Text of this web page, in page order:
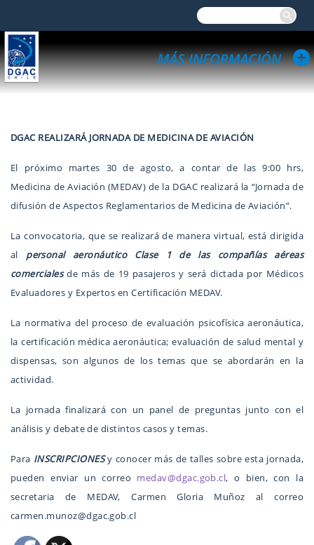
DGAC REALIZARÁ JORNADA DE MEDICINA DE AVIACIÓN
El próximo martes 30 de agosto, a contar de las 9:00 hrs,
Medicina de Aviación (MEDAV) de la DGAC realizará la “Jornada de
difusión de Aspectos Reglamentarios de Medicina de Aviación”.
La convocatoria, que se realizará de manera virtual, está dirigida
al personal aeronáutico Clase 1 de las compañías aéreas
comercialesde más de 19 pasajeros y será dictada por Médicos
Evaluadores y Expertos en Certificación MEDAV.
La normativa del proceso de evaluación psicofísica aeronáutica,
la certificación médica aeronáutica; evaluación de salud mental y
dispensas, son algunos de los temas que se abordarán en la
actividad.
La jornada finalizará con un panel de preguntas junto con el
análisis y debate de distintos casos y temas.
Para INSCRIPCIONESy conocer más de talles sobre esta jornada,
pueden enviar un correo medav@dgac.gob.cl, o bien, con la
secretaria de MEDAV, Carmen Gloria Muñoz al correo
carmen.munoz@dgac.gob.cl